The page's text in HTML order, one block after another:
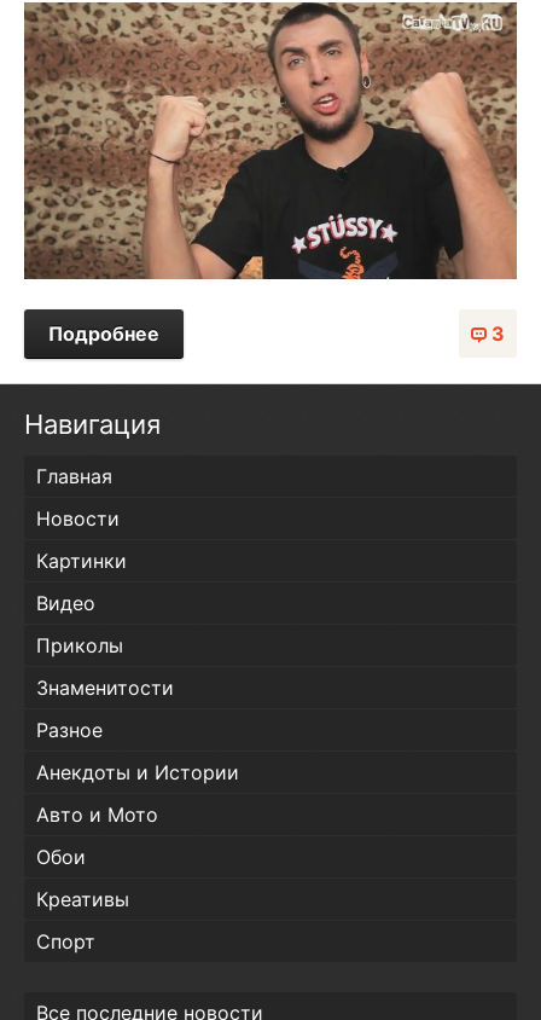
3
Подробнее
Навигация
Главная
Новости
Картинки
Видео
Приколы
Знаменитости
Разное
Анекдоты и Истории
Авто и Мото
Обои
Креативы
Спорт
Все последние новости